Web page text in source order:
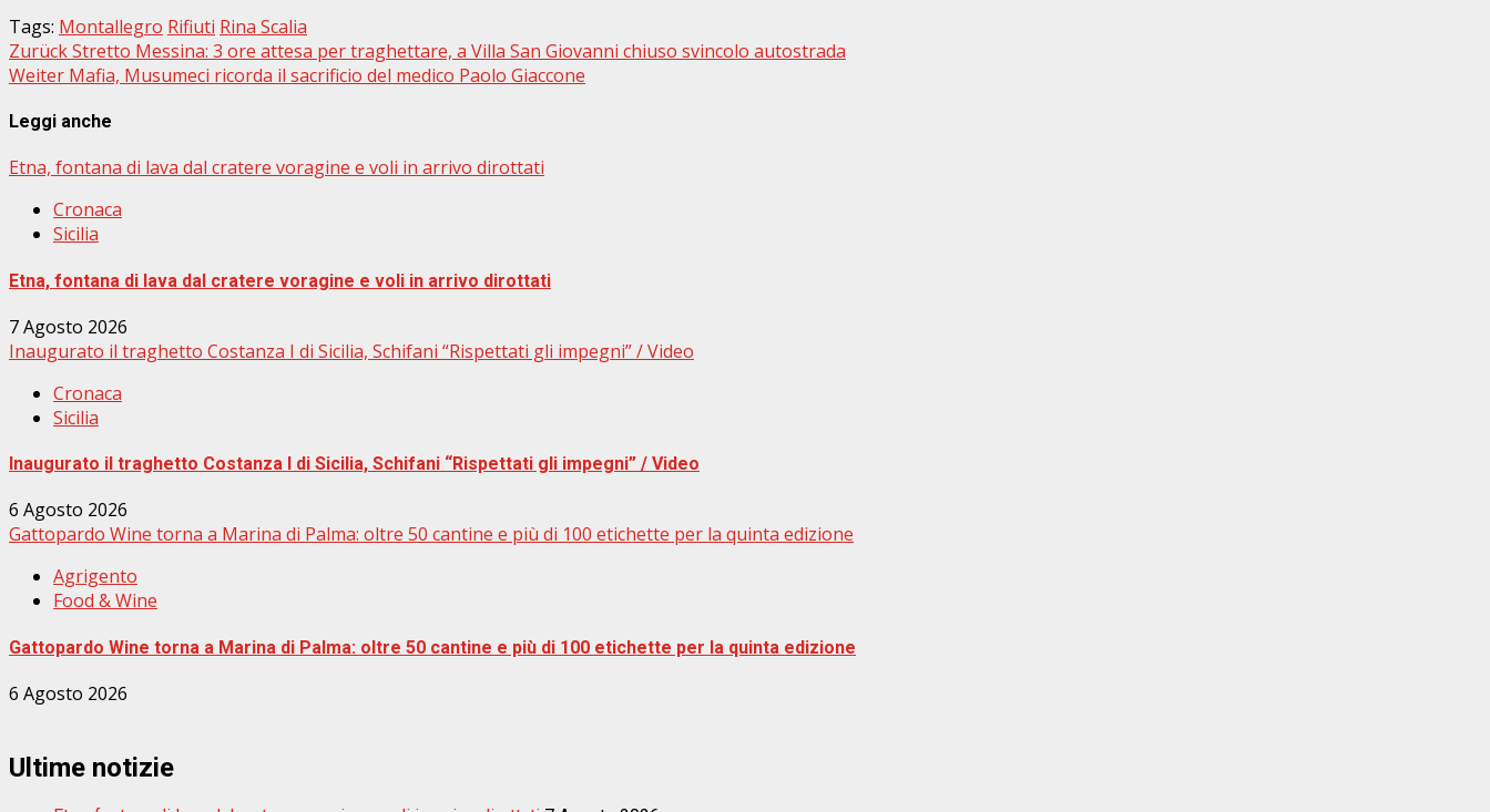
Tags: Montallegro Rifiuti Rina Scalia
Beitragsnavigation
ZurückStretto Messina: 3 ore attesa per traghettare, a Villa San Giovanni chiuso svincolo autostrada
Weiter Mafia, Musumeci ricorda il sacrificio del medico Paolo Giaccone
Leggi anche
Etna, fontana di lava dal cratere voragine e voli in arrivo dirottati
Cronaca
Sicilia
Etna, fontana di lava dal cratere voragine e voli in arrivo dirottati
7 Agosto 2026
Inaugurato il traghetto Costanza I di Sicilia, Schifani “Rispettati gli impegni” / Video
Cronaca
Sicilia
Inaugurato il traghetto Costanza I di Sicilia, Schifani “Rispettati gli impegni” / Video
6 Agosto 2026
Gattopardo Wine torna a Marina di Palma: oltre 50 cantine e più di 100 etichette per la quinta edizione
Agrigento
Food & Wine
Gattopardo Wine torna a Marina di Palma: oltre 50 cantine e più di 100 etichette per la quinta edizione
6 Agosto 2026
Ultime notizie